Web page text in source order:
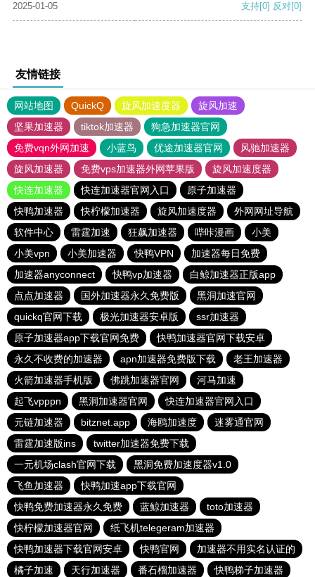
2025-01-05
支持[0] 反对[0]
友情链接
网站地图 QuickQ 旋风加速度器
旋风加速
坚果加速器
tiktok加速器
狗急加速器官网
免费vqn外网加速
小蓝鸟 优途加速器官网
风驰加速器
旋风加速器
免费vps加速器外网苹果版
旋风加速度器
快连加速器
快连加速器官网入口
原子加速器
快鸭加速器
快柠檬加速器 旋风加速度器
外网网址导航
软件中心
雷霆加速 狂飙加速器 哔咔漫画
小美
小美vpn
小美加速器 快鸭VPN
加速器每日免费
加速器anyconnect
快鸭vp加速器
白鲸加速器正版app
点点加速器
国外加速器永久免费版
黑洞加速官网
quickq官网下载
极光加速器安卓版
ssr加速器
原子加速器app下载官网免费
快鸭加速器官网下载安卓
永久不收费的加速器
apn加速器免费版下载
老王加速器
火箭加速器手机版
佛跳加速器官网
河马加速
起飞vpppn
黑洞加速器官网
快连加速器官网入口
元链加速器
bitznet.app 海鸥加速度
迷雾通官网
雷霆加速版ins
twitter加速器免费下载
一元机场clash官网下载
黑洞免费加速度器v1.0
飞鱼加速器
快鸭加速app下载官网
快鸭免费加速器永久免费
蓝鲸加速器
toto加速器
快柠檬加速器官网
纸飞机telegeram加速器
快鸭加速器下载官网安卓
快鸭官网
加速器不用实名认证的
橘子加速
天行加速器 番石榴加速器 快鸭梯子加速器